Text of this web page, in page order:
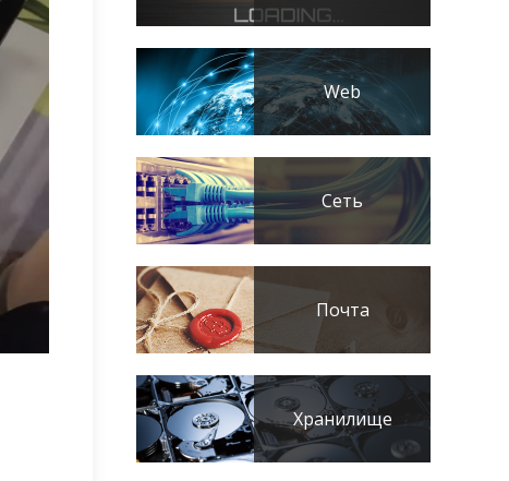
Web
Сеть
Почта
Хранилище